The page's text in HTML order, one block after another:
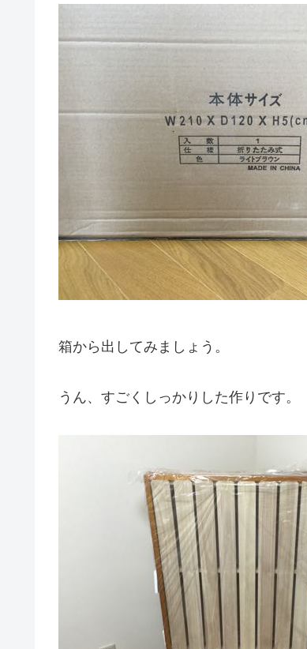
箱から出してみましょう。
うん、すごくしっかりした作りです。